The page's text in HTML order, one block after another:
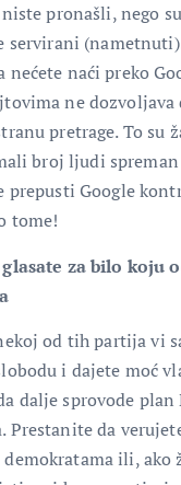
pronašli, nego
servirani
naći preko
ne dozvoljava
pretrage. To su
broj ljudi spreman
prepusti Google
tome!
za bilo koju
od tih partija vi
i dajete moć
dalje sprovode plan
Prestanite da
ili, ako